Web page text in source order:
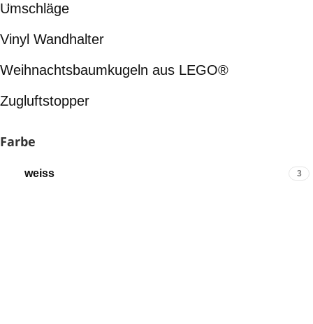
Umschläge
Vinyl Wandhalter
Weihnachtsbaumkugeln aus LEGO®
Zugluftstopper
Farbe
weiss 3